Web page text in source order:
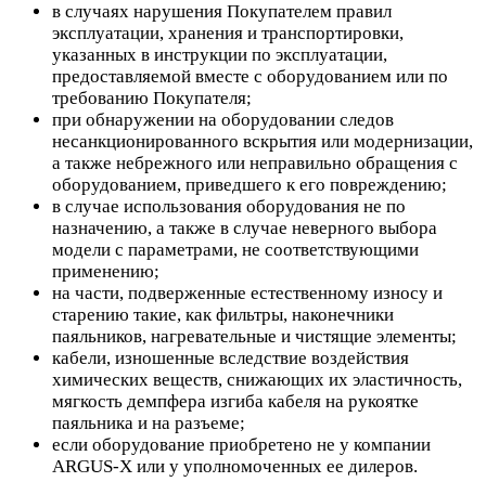
в случаях нарушения Покупателем правил
эксплуатации, хранения и транспортировки,
указанных в инструкции по эксплуатации,
предоставляемой вместе с оборудованием или по
требованию Покупателя;
при обнаружении на оборудовании следов
несанкционированного вскрытия или модернизации,
а также небрежного или неправильно обращения с
оборудованием, приведшего к его повреждению;
в случае использования оборудования не по
назначению, а также в случае неверного выбора
модели с параметрами, не соответствующими
применению;
на части, подверженные естественному износу и
старению такие, как фильтры, наконечники
паяльников, нагревательные и чистящие элементы;
кабели, изношенные вследствие воздействия
химических веществ, снижающих их эластичность,
мягкость демпфера изгиба кабеля на рукоятке
паяльника и на разъеме;
если оборудование приобретено не у компании
ARGUS-X или у уполномоченных ее дилеров.